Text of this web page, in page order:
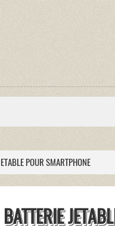
POUR SMARTPHONE
BATTERIE